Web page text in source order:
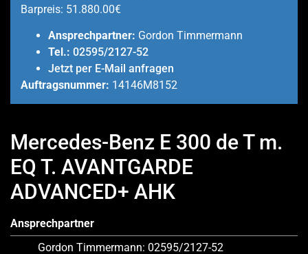
Barpreis: 51.880.00€
Ansprechpartner: Gordon Timmermann
Tel.: 02595/2127-52
Jetzt per E-Mail anfragen
Auftragsnummer: 14146M8152
Mercedes-Benz E 300 de T m.
EQ T. AVANTGARDE
ADVANCED+ AHK
Ansprechpartner
Gordon Timmermann: 02595/2127-52